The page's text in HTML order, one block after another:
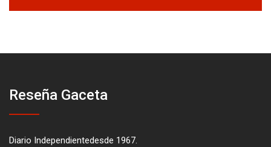
Reseña Gaceta
Diario Independientedesde 1967.